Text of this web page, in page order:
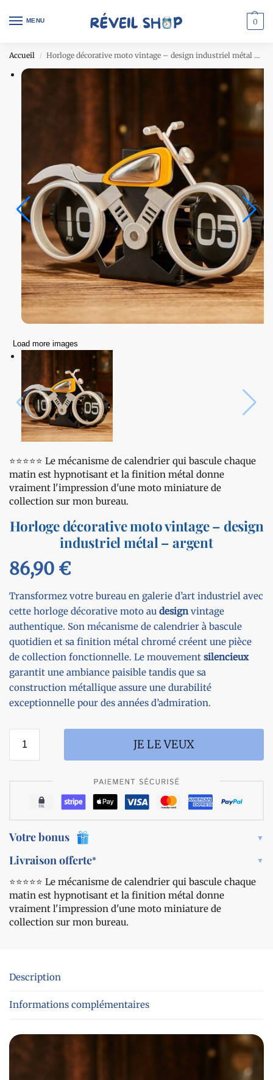
MENU 0
Accueil / Horloge décorative moto vintage – design industriel métal – argent
Load more images
⭐️⭐️⭐️⭐️⭐️ Le mécanisme de calendrier qui bascule chaque
matin est hypnotisant et la finition métal donne
vraiment l'impression d'une moto miniature de
collection sur mon bureau.
Horloge décorative moto vintage – design
industriel métal – argent
86,90 €
Transformez votre bureau en galerie d’art industriel avec
cette horloge décorative moto au designvintage
authentique. Son mécanisme de calendrier à bascule
quotidien et sa finition métal chromé créent une pièce
de collection fonctionnelle. Le mouvement silencieux
garantit une ambiance paisible tandis que sa
construction métallique assure une durabilité
exceptionnelle pour des années d’admiration.
JE LE VEUX
Votre bonus
Livraison offerte*
⭐️⭐️⭐️⭐️⭐️ Le mécanisme de calendrier qui bascule chaque
matin est hypnotisant et la finition métal donne
vraiment l'impression d'une moto miniature de
collection sur mon bureau.
Description
Informations complémentaires